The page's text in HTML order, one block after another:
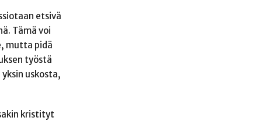
etsivä
Tämä voi
mutta pidä
työstä
uskosta,
kristityt